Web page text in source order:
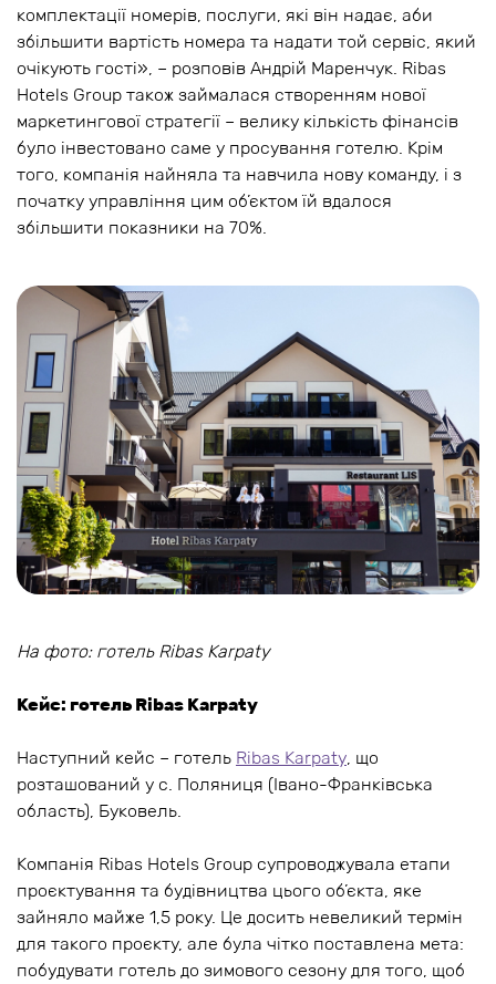
комплектації номерів, послуги, які він надає, аби
збільшити вартість номера та надати той сервіс, який
очікують гості», – розповів Андрій Маренчук. Ribas
Hotels Group також займалася створенням нової
маркетингової стратегії – велику кількість фінансів
було інвестовано саме у просування готелю. Крім
того, компанія найняла та навчила нову команду, і з
початку управління цим об’єктом їй вдалося
збільшити показники на 70%.
На фото: готель Ribas Karpaty
Кейс: готель Ribas Karpaty
Наступний кейс – готель Ribas Karpaty , що
розташований у с. Поляниця (Івано-Франківська
область), Буковель.
Компанія Ribas Hotels Group супроводжувала етапи
проєктування та будівництва цього об’єкта, яке
зайняло майже 1,5 року. Це досить невеликий термін
для такого проєкту, але була чітко поставлена мета:
побудувати готель до зимового сезону для того, щоб